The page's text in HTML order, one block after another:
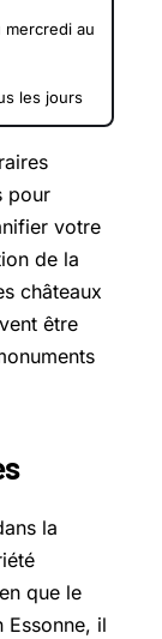
mercredi au
les jours
pour
votre
de la
châteaux
être
la
que le
Essonne, il